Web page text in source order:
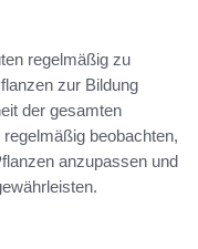
regelmäßig zu
zur Bildung
der gesamten
beobachten,
anzupassen und